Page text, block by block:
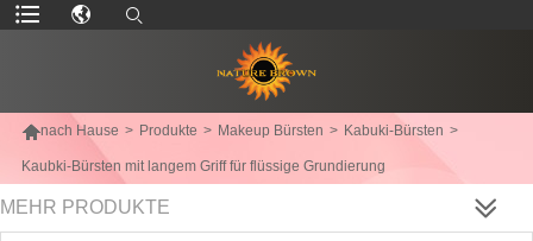
nach Hause > Produkte > Makeup Bürsten > Kabuki-Bürsten >
Kaubki-Bürsten mit langem Griff für flüssige Grundierung
MEHR PRODUKTE